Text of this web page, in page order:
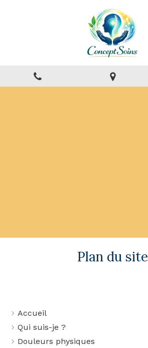
Plan du site
Accueil
Qui suis-je ?
Douleurs physiques